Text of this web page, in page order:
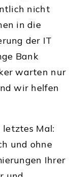
nicht
in die
der IT
Bank
warten nur
wir helfen
letztes Mal:
und ohne
Ihrer